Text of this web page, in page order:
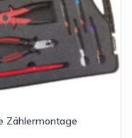
Zählermontage